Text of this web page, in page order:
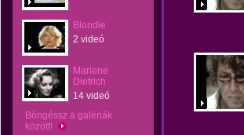
Blondie
2 videó
Marlene
Dietrich
14 videó
Böngéssz a galériák
között!